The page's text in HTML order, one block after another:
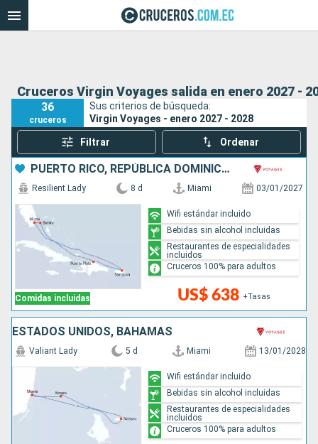
Cruceros Virgin Voyages salida en enero 2027 -
36
cruceros
Sus criterios de búsqueda:
Virgin Voyages - enero 2027 - 2028
Filtrar Ordenar
PUERTO RICO, REPÚBLICA DOMINICANA, BAHAMAS, ESTADOS UNIDOS
Comidas incluidas
Resilient Lady 8 d Miami 03/01/2027
US$ 638 +Tasas
Wifi estándar incluido
Bebidas sin alcohol incluidas
Restaurantes de especialidades
incluidos
Cruceros 100% para adultos
ESTADOS UNIDOS, BAHAMAS
Valiant Lady 5 d Miami 13/01/2028
Wifi estándar incluido
Bebidas sin alcohol incluidas
Restaurantes de especialidades
incluidos
Cruceros 100% para adultos